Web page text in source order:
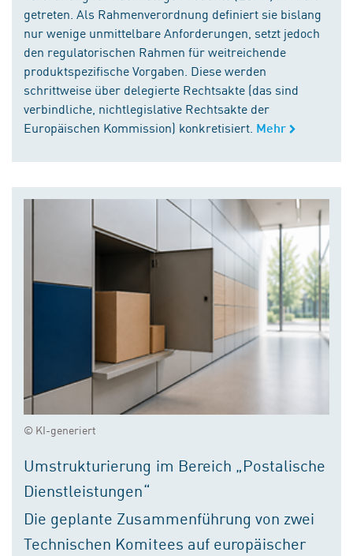
getreten. Als Rahmenverordnung definiert sie bislang
nur wenige unmittelbare Anforderungen, setzt jedoch
den regulatorischen Rahmen für weitreichende
produktspezifische Vorgaben. Diese werden
schrittweise über delegierte Rechtsakte (das sind
verbindliche, nichtlegislative Rechtsakte der
Europäischen Kommission) konkretisiert. Mehr
© KI-generiert
Umstrukturierung im Bereich „Postalische
Dienstleistungen“
Die geplante Zusammenführung von zwei
Technischen Komitees auf europäischer